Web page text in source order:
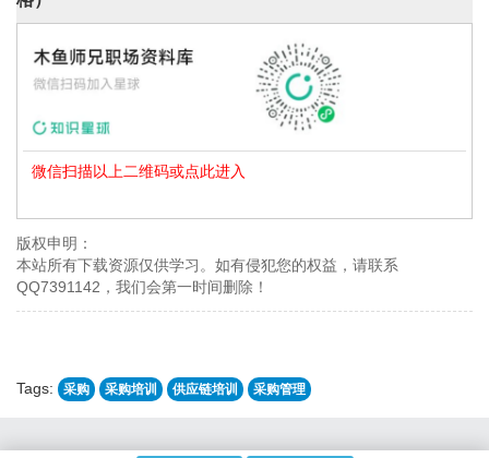
微信扫描以上二维码或点此进入
版权申明：
本站所有下载资源仅供学习。如有侵犯您的权益，请联系
QQ7391142，我们会第一时间删除！
Tags: 采购 采购培训 供应链培训 采购管理